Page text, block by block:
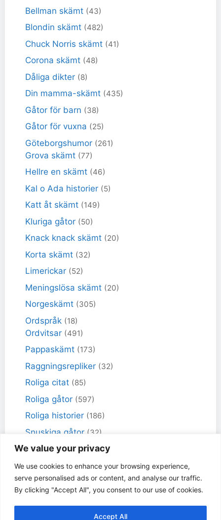
We value your privacy
We use cookies to enhance your browsing experience,
serve personalised ads or content, and analyse our traffic.
By clicking "Accept All", you consent to our use of cookies.
Accept All
Bellman skämt (43)
Blondin skämt (482)
Chuck Norris skämt (41)
Corona skämt (48)
Dåliga dikter (8)
Din mamma-skämt (435)
Gåtor för barn (38)
Gåtor för vuxna (25)
Göteborgshumor (261)
Grova skämt (77)
Hellre en skämt (46)
Kal o Ada historier (5)
Katt åt skämt (149)
Kluriga gåtor (50)
Knack knack skämt (20)
Korta skämt (32)
Limerickar (52)
Meningslösa skämt (20)
Norgeskämt (305)
Ordspråk (18)
Ordvitsar (491)
Pappaskämt (173)
Raggningsrepliker (32)
Roliga citat (85)
Roliga gåtor (597)
Roliga historier (186)
Snuskiga gåtor (32)
Snuskiga skämt(98)
Sportskämt (18)
Torra skämt (461)